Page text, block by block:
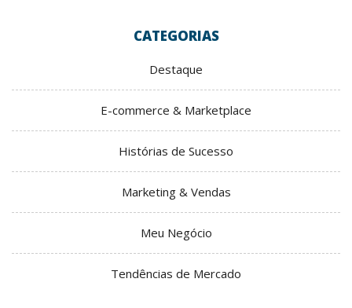
CATEGORIAS
Destaque
E-commerce & Marketplace
Histórias de Sucesso
Marketing & Vendas
Meu Negócio
Tendências de Mercado